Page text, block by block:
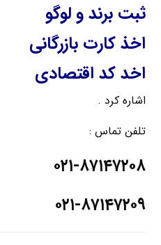
ثبت برند و لوگو
اخذ کارت بازرگانی
اخد کد اقتصادی
اشاره کرد .
تلفن تماس :
۰۲۱-۸۷۱۴۷۲۰۸
۰۲۱-۸۷۱۴۷۲۰۹